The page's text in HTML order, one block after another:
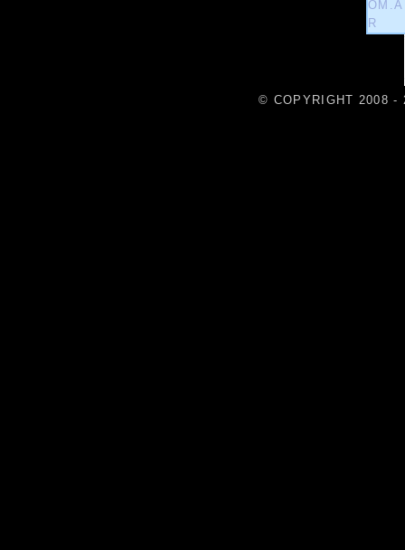
© COPYRIGHT 2008